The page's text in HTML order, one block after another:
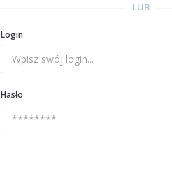
LUB
Login
Hasło